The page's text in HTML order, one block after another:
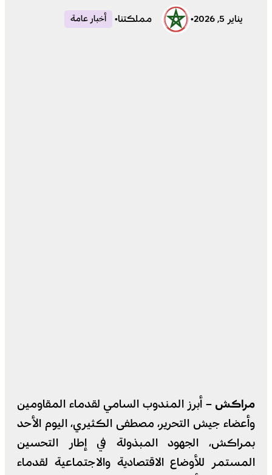
يناير 5, 2026 • مملكتنا• أخبار عامة
مراكش – أبرز المندوب السامي لقدماء المقاومين
وأعضاء جيش التحرير، مصطفى الكثيري، اليوم الأحد
بمراكش، الجهود المبذولة في إطار التحسين
المستمر للأوضاع الاقتصادية والاجتماعية لقدماء